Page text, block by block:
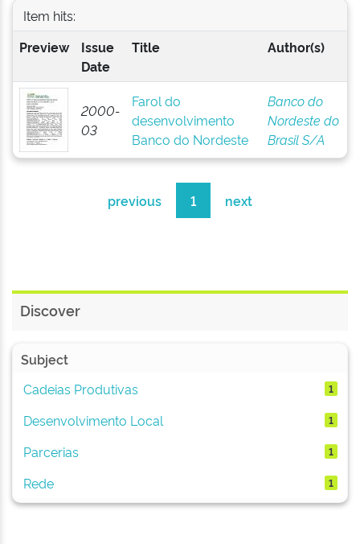
Item hits:
Preview
Issue
Date
Title Author(s)
2000-
03
Farol do
desenvolvimento
Banco do Nordeste
Banco do
Nordeste do
Brasil S/A
previous 1 next
Discover
Subject
Cadeias Produtivas
1
Desenvolvimento Local 1
Parcerias 1
Rede 1